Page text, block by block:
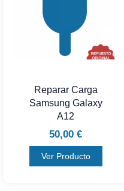
Reparar Carga
Samsung Galaxy
A12
50,00 €
Ver Producto